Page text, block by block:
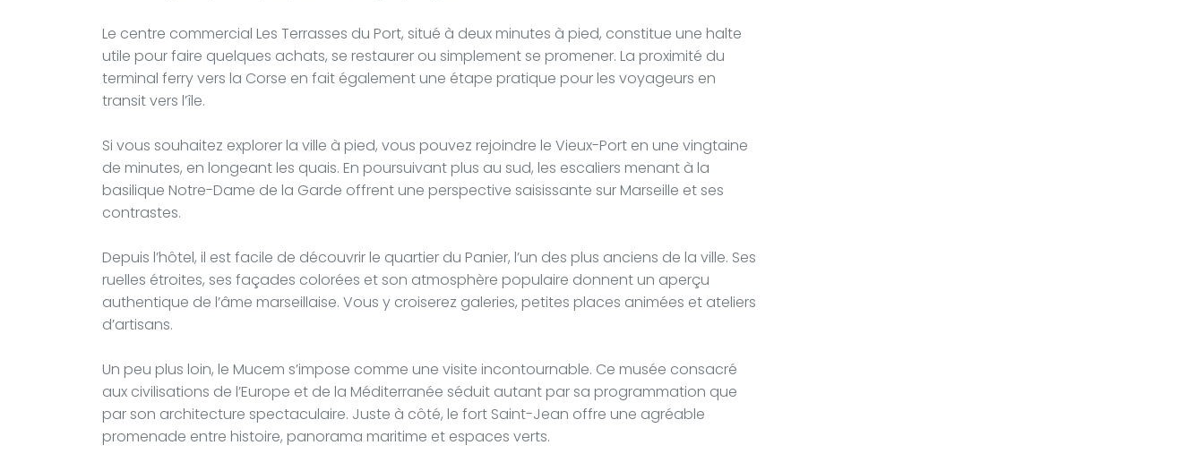
Le centre commercial Les Terrasses du Port, situé à deux minutes à pied, constitue une halte
utile pour faire quelques achats, se restaurer ou simplement se promener. La proximité du
terminal ferry vers la Corse en fait également une étape pratique pour les voyageurs en
transit vers l’île.
Si vous souhaitez explorer la ville à pied, vous pouvez rejoindre le Vieux-Port en une vingtaine
de minutes, en longeant les quais. En poursuivant plus au sud, les escaliers menant à la
basilique Notre-Dame de la Garde offrent une perspective saisissante sur Marseille et ses
contrastes.
Depuis l’hôtel, il est facile de découvrir le quartier du Panier, l’un des plus anciens de la ville. Ses
ruelles étroites, ses façades colorées et son atmosphère populaire donnent un aperçu
authentique de l’âme marseillaise. Vous y croiserez galeries, petites places animées et ateliers
d’artisans.
Un peu plus loin, le Mucem s’impose comme une visite incontournable. Ce musée consacré
aux civilisations de l’Europe et de la Méditerranée séduit autant par sa programmation que
par son architecture spectaculaire. Juste à côté, le fort Saint-Jean offre une agréable
promenade entre histoire, panorama maritime et espaces verts.